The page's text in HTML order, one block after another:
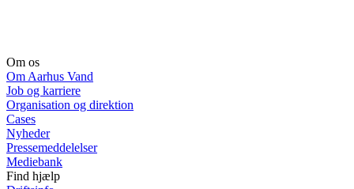
Om os
Om Aarhus Vand
Job og karriere
Organisation og direktion
Cases
Nyheder
Pressemeddelelser
Mediebank
Find hjælp